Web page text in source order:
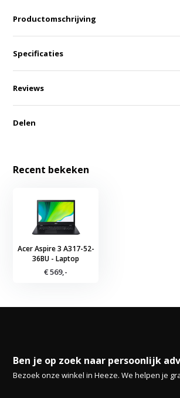
Productomschrijving
Specificaties
Reviews
Delen
Recent bekeken
Acer Aspire 3 A317-52-
36BU - Laptop
€ 569,-
Ben je op zoek naar persoonlijk
Bezoek onze winkel in Heeze. We helpen je